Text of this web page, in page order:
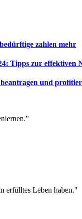
zahlen mehr
Tipps zur effektiven
und
erfülltes Leben haben."